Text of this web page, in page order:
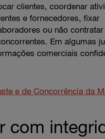
clientes, coordenar
e fornecedores, fixar
ou não contratar
Em algumas
comerciais
e de Concorrência da
com